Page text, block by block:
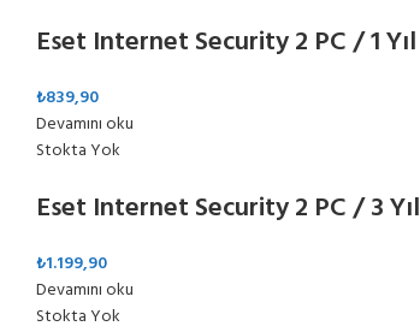
Eset Internet Security 2 PC / 1 Yıl
₺839,90
Devamını oku
Stokta Yok
Eset Internet Security 2 PC / 3 Yıl
₺1.199,90
Devamını oku
Stokta Yok